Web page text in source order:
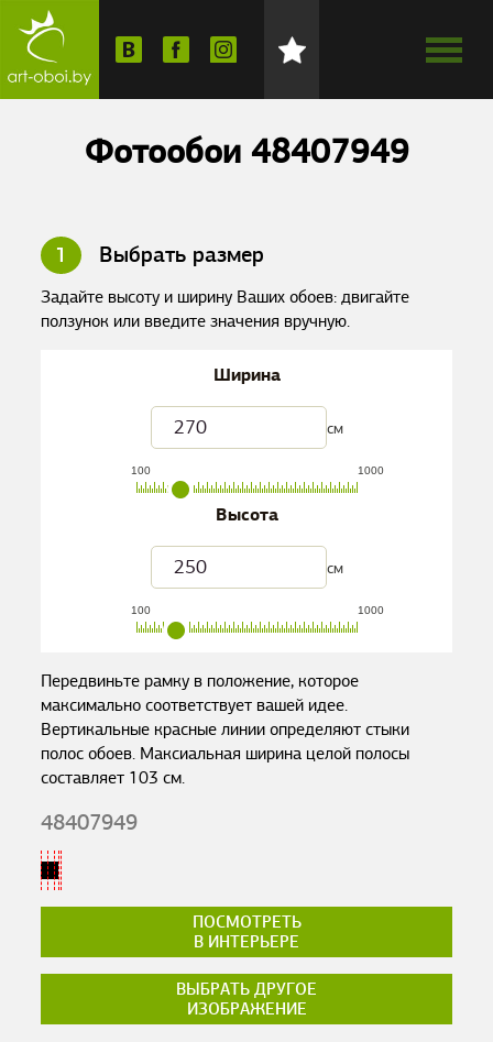
Фотообои 48407949
1 Выбрать размер
Задайте высоту и ширину Ваших обоев: двигайте
ползунок или введите значения вручную.
Ширина
см
100 1000
Высота
см
100 1000
Передвиньте рамку в положение, которое
максимально соответствует вашей идее.
Вертикальные красные линии определяют стыки
полос обоев. Максиальная ширина целой полосы
составляет 103 см.
48407949
ПОСМОТРЕТЬ
В ИНТЕРЬЕРЕ
ВЫБРАТЬ ДРУГОЕ
ИЗОБРАЖЕНИЕ